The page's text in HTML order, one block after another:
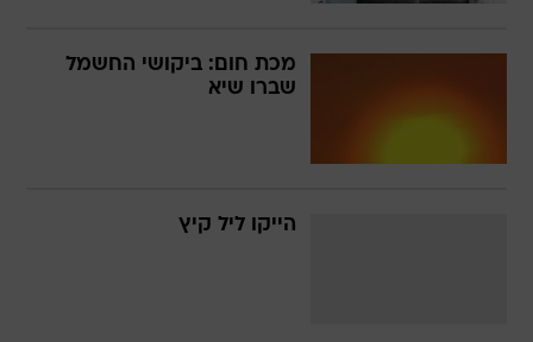
מכת חום: ביקושי החשמל
שברו שיא
הייקו ליל קיץ